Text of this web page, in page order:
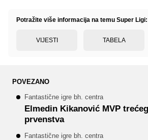
Potražite više informacija na temu Super Ligi:
VIJESTI TABELA
POVEZANO
Fantastične igre bh. centra
Elmedin Kikanović MVP
prvenstva
Fantastične igre bh. centra